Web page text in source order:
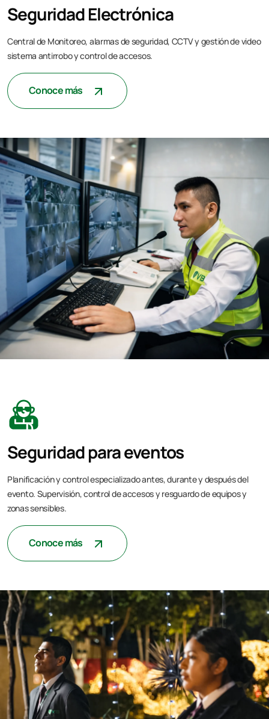
Seguridad Electrónica
Central de Monitoreo, alarmas de seguridad, CCTV y gestión de video
sistema antirrobo y control de accesos.
Conoce más
Seguridad para eventos
Planificación y control especializado antes, durante y después del
evento. Supervisión, control de accesos y resguardo de equipos y
zonas sensibles.
Conoce más